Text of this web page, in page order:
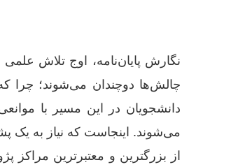
نگارش پایان‌نامه، اوج تلاش
چالش‌ها دوچندان می‌شوند؛ چرا که
دانشجویان در این مسیر با
می‌شوند. اینجاست که نیاز به یک
از بزرگترین و معتبرترین مراکز